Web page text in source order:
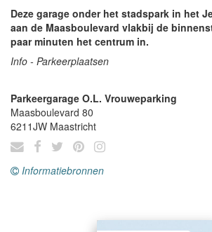
Deze garage onder het stadspark in het
aan de Maasboulevard vlakbij de
paar minuten het centrum in.
Info - Parkeerplaatsen
Parkeergarage O.L. Vrouweparking
Maasboulevard 80
6211JW Maastricht
Informatiebronnen